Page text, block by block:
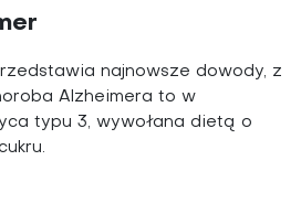
najnowsze dowody, z
Alzheimera to w
typu 3, wywołana dietą o